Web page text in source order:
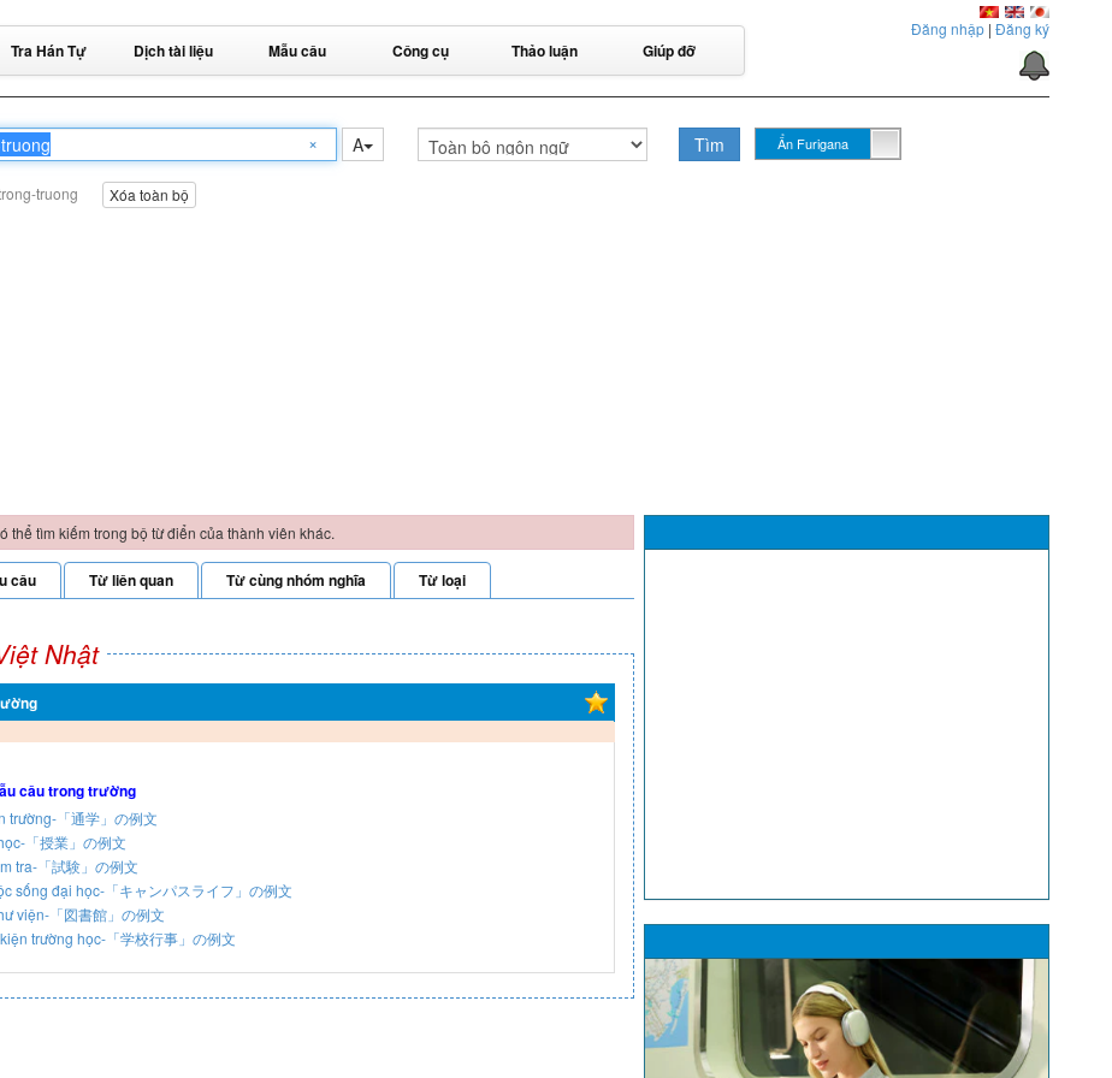
Tra Hán Tự Dịch tài liệu Mẫu câu Công cụ Thảo luận Giúp đỡ
Đăng nhập | Đăng ký
× A Tìm Ẩn Furigana
truong Xóa toàn bộ
thể tìm kiếm trong bộ từ điển của thành viên khác.
câu Từ liên quan Từ cùng nhóm nghĩa Từ loại
Nhật
câu trong trường
trường-「通学」の例文
「授業」の例文
tra-「試験」の例文
sống đại học-「キャンパスライフ」の例文
viện-「図書館」の例文
trường học-「学校行事」の例文